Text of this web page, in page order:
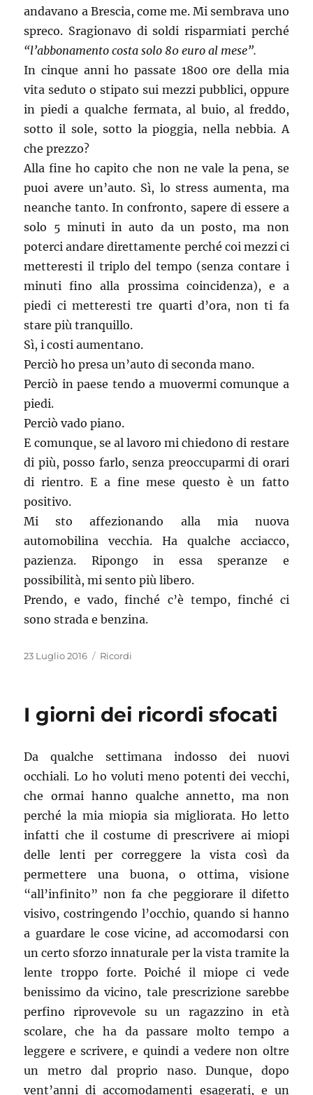
andavano a Brescia, come me. Mi sembrava uno
spreco. Sragionavo di soldi risparmiati perché
“l’abbonamento costa solo 80 euro al mese”.
In cinque anni ho passate 1800 ore della mia
vita seduto o stipato sui mezzi pubblici, oppure
in piedi a qualche fermata, al buio, al freddo,
sotto il sole, sotto la pioggia, nella nebbia. A
che prezzo?
Alla fine ho capito che non ne vale la pena, se
puoi avere un’auto. Sì, lo stress aumenta, ma
neanche tanto. In confronto, sapere di essere a
solo 5 minuti in auto da un posto, ma non
poterci andare direttamente perché coi mezzi ci
metteresti il triplo del tempo (senza contare i
minuti fino alla prossima coincidenza), e a
piedi ci metteresti tre quarti d’ora, non ti fa
stare più tranquillo.
Sì, i costi aumentano.
Perciò ho presa un’auto di seconda mano.
Perciò in paese tendo a muovermi comunque a
piedi.
Perciò vado piano.
E comunque, se al lavoro mi chiedono di restare
di più, posso farlo, senza preoccuparmi di orari
di rientro. E a fine mese questo è un fatto
positivo.
Mi sto affezionando alla mia nuova
automobilina vecchia. Ha qualche acciacco,
pazienza. Ripongo in essa speranze e
possibilità, mi sento più libero.
Prendo, e vado, finché c’è tempo, finché ci
sono strada e benzina.
Pubblicato
23 Luglio 2016 Categorie
Ricordi
I giorni dei ricordi sfocati
Da qualche settimana indosso dei nuovi
occhiali. Lo ho voluti meno potenti dei vecchi,
che ormai hanno qualche annetto, ma non
perché la mia miopia sia migliorata. Ho letto
infatti che il costume di prescrivere ai miopi
delle lenti per correggere la vista così da
permettere una buona, o ottima, visione
“all’infinito” non fa che peggiorare il difetto
visivo, costringendo l’occhio, quando si hanno
a guardare le cose vicine, ad accomodarsi con
un certo sforzo innaturale per la vista tramite la
lente troppo forte. Poiché il miope ci vede
benissimo da vicino, tale prescrizione sarebbe
perfino riprovevole su un ragazzino in età
scolare, che ha da passare molto tempo a
leggere e scrivere, e quindi a vedere non oltre
un metro dal proprio naso. Dunque, dopo
vent’anni di accomodamenti esagerati, e un